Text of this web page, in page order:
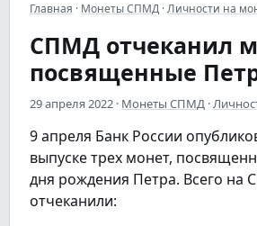
Главная · Монеты СПМД ·Личности на
СПМД отчеканил
посвященные
29 апреля 2022 · Монеты СПМД ·
9 апреля Банк России
выпуске трех монет,
дня рождения Петра. Всего на
отчеканили: